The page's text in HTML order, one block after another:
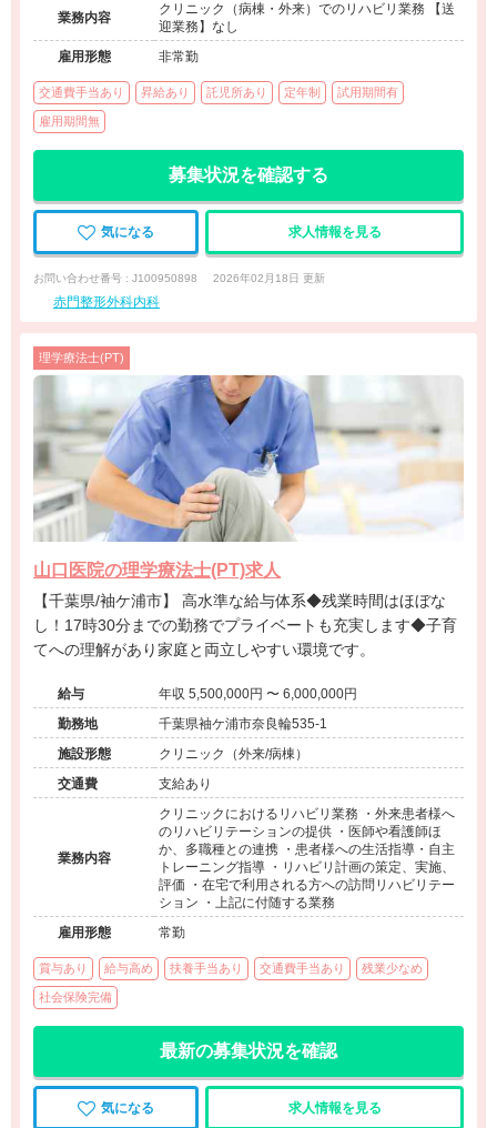
業務内容
クリニック（病棟・外来）でのリハビリ業務 【送
迎業務】なし
雇用形態
非常勤
交通費手当あり 昇給あり 託児所あり 定年制 試用期間有
雇用期間無
募集状況を確認する
気になる 求人情報を見る
お問い合わせ番号 : J100950898 2026年02月18日 更新
赤門整形外科内科
理学療法士(PT)
山口医院の理学療法士(PT)求人
【千葉県/袖ケ浦市】 高水準な給与体系◆残業時間はほぼな
し！17時30分までの勤務でプライベートも充実します◆子育
てへの理解があり家庭と両立しやすい環境です。
給与
年収 5,500,000円 〜 6,000,000円
勤務地
千葉県袖ケ浦市奈良輪535-1
施設形態
クリニック（外来/病棟）
交通費
支給あり
業務内容
クリニックにおけるリハビリ業務 ・外来患者様へ
のリハビリテーションの提供 ・医師や看護師ほ
か、多職種との連携 ・患者様への生活指導・自主
トレーニング指導 ・リハビリ計画の策定、実施、
評価 ・在宅で利用される方への訪問リハビリテー
ション ・上記に付随する業務
雇用形態
常勤
賞与あり 給与高め 扶養手当あり 交通費手当あり 残業少なめ
社会保険完備
最新の募集状況を確認
気になる 求人情報を見る